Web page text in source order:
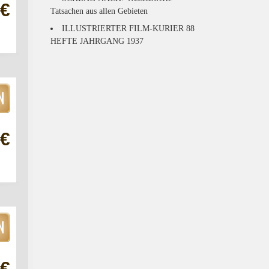
Tatsachen aus allen Gebieten
ILLUSTRIERTER FILM-KURIER 88
HEFTE JAHRGANG 1937